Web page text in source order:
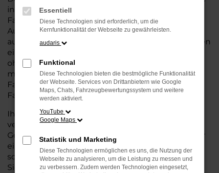
in Weyhe, die ein zuverlässiges und modernes
Fahrzeug suchen.Mit seiner erstklassigen
Ausstattung, der niedrigen Laufleistung und der
ausgezeichneten Pflege ist dieser Gebrauchtwagen
eine kostengünstige Alternative zum Neuwagen,
ohne auf Komfort und Qualität verzichten zu
müssen. Ob im Stadtverkehr oder für längere
Fahrten, der T7 Transporter überzeugt durch
Fahrkomfort, Sicherheit und Wirtschaftlichkeit.
Ihr VW Autohaus in Weyhe ist Ihr
vertrauenswürdiger Partner, wenn es um
Gebrauchtwagen geht. Wir bieten Ihnen nicht nur
eine große Auswahl an geprüften Fahrzeugen,
sondern auch eine fachkundige Beratung, damit
Sie das für Sie passende Modell finden.
Essentiell
Diese Technologien sind erforderlich, um die
Kernfunktionalität der Webseite zu gewährleisten.
audaris
Funktional
Diese Technologien bieten die bestmögliche Funktionalität
der Webseite. Services von Drittanbietern wie Google
Maps, Chats, Fahrzeugbewertungssystem und weitere
werden aktiviert.
YouTube
Google Maps
Statistik und Marketing
Diese Technologien ermöglichen es uns, die Nutzung der
Webseite zu analysieren, um die Leistung zu messen und
zu verbessern. Zudem werden Technologien eingesetzt,